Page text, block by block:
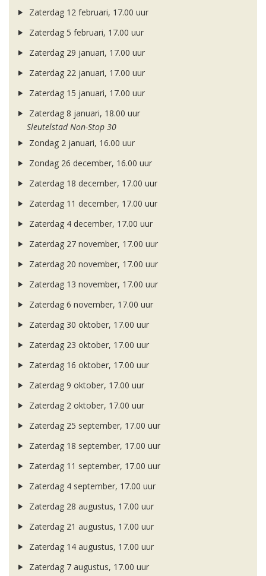
Zaterdag 12 februari, 17.00 uur
Zaterdag 5 februari, 17.00 uur
Zaterdag 29 januari, 17.00 uur
Zaterdag 22 januari, 17.00 uur
Zaterdag 15 januari, 17.00 uur
Zaterdag 8 januari, 18.00 uur
Sleutelstad Non-Stop 30
Zondag 2 januari, 16.00 uur
Zondag 26 december, 16.00 uur
Zaterdag 18 december, 17.00 uur
Zaterdag 11 december, 17.00 uur
Zaterdag 4 december, 17.00 uur
Zaterdag 27 november, 17.00 uur
Zaterdag 20 november, 17.00 uur
Zaterdag 13 november, 17.00 uur
Zaterdag 6 november, 17.00 uur
Zaterdag 30 oktober, 17.00 uur
Zaterdag 23 oktober, 17.00 uur
Zaterdag 16 oktober, 17.00 uur
Zaterdag 9 oktober, 17.00 uur
Zaterdag 2 oktober, 17.00 uur
Zaterdag 25 september, 17.00 uur
Zaterdag 18 september, 17.00 uur
Zaterdag 11 september, 17.00 uur
Zaterdag 4 september, 17.00 uur
Zaterdag 28 augustus, 17.00 uur
Zaterdag 21 augustus, 17.00 uur
Zaterdag 14 augustus, 17.00 uur
Zaterdag 7 augustus, 17.00 uur